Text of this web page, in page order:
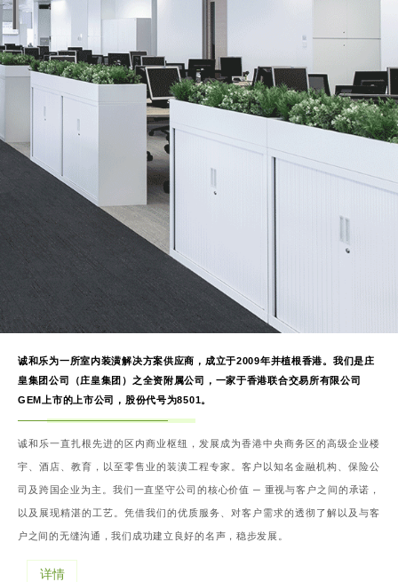
诚和乐为一所室内装潢解决方案供应商，成立于2009年并植根香港。我们是庄
皇集团公司（庄皇集团）之全资附属公司，一家于香港联合交易所有限公司
GEM上市的上市公司，股份代号为8501。
诚和乐一直扎根先进的区内商业枢纽，发展成为香港中央商务区的高级企业楼
宇、酒店、教育，以至零售业的装潢工程专家。客户以知名金融机构、保险公
司及跨国企业为主。我们一直坚守公司的核心价值 ─ 重视与客户之间的承诺，
以及展现精湛的工艺。凭借我们的优质服务、对客户需求的透彻了解以及与客
户之间的无缝沟通，我们成功建立良好的名声，稳步发展。
详情